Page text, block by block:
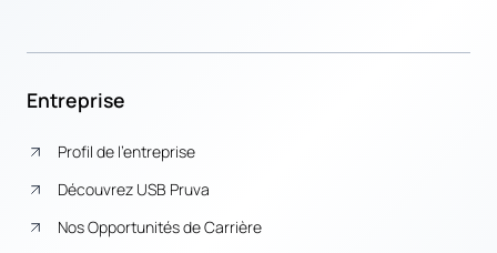
Entreprise
Profil de l’entreprise
Découvrez USB Pruva
Nos Opportunités de Carrière